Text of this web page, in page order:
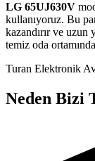
LG 65UJ630V
kullanıyoruz. Bu
kazandırır ve uzun
temiz oda
Turan Elektronik
Neden Bizi